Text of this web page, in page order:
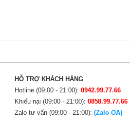
HỖ TRỢ KHÁCH HÀNG
Hotline (09:00 - 21:00): 0942.99.77.66
Khiếu nại (09:00 - 21:00): 0858.99.77.66
Zalo tư vấn (09:00 - 21:00): (Zalo OA)